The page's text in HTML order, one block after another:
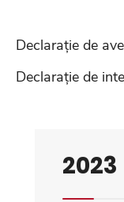
Declarație de
Declarație de
2023